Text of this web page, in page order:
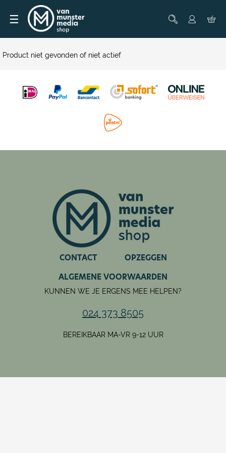
☰
Product niet gevonden of niet actief
CONTACT
OPZEGGEN
ALGEMENE VOORWAARDEN
KUNNEN WE JE ERGENS MEE HELPEN?
024 373 8505
BEREIKBAAR MA-VR 9-12 UUR